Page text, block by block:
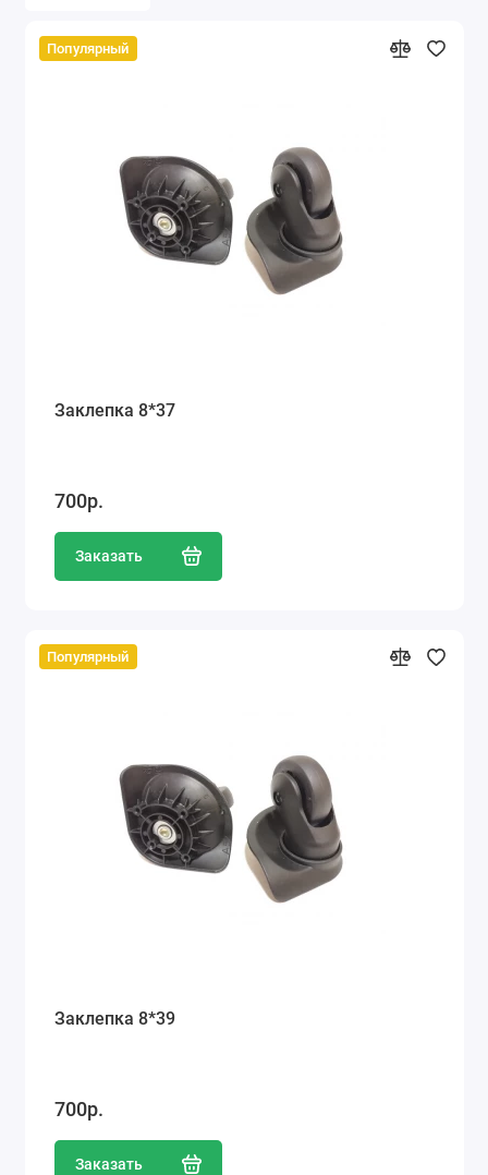
Популярный
Заклепка 8*37
700р.
Заказать
Популярный
Заклепка 8*39
700р.
Заказать